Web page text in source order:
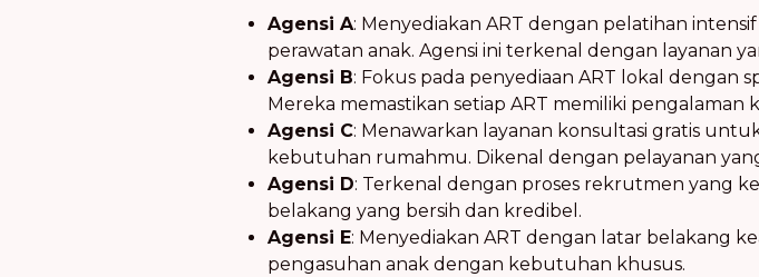
Agensi A: Menyediakan ART dengan pelatihan
perawatan anak. Agensi ini terkenal dengan layanan
Agensi B: Fokus pada penyediaan ART lokal dengan
Mereka memastikan setiap ART memiliki pengalaman
Agensi C: Menawarkan layanan konsultasi gratis
kebutuhan rumahmu. Dikenal dengan pelayanan
Agensi D: Terkenal dengan proses rekrutmen yang
belakang yang bersih dan kredibel.
Agensi E: Menyediakan ART dengan latar belakang
pengasuhan anak dengan kebutuhan khusus.